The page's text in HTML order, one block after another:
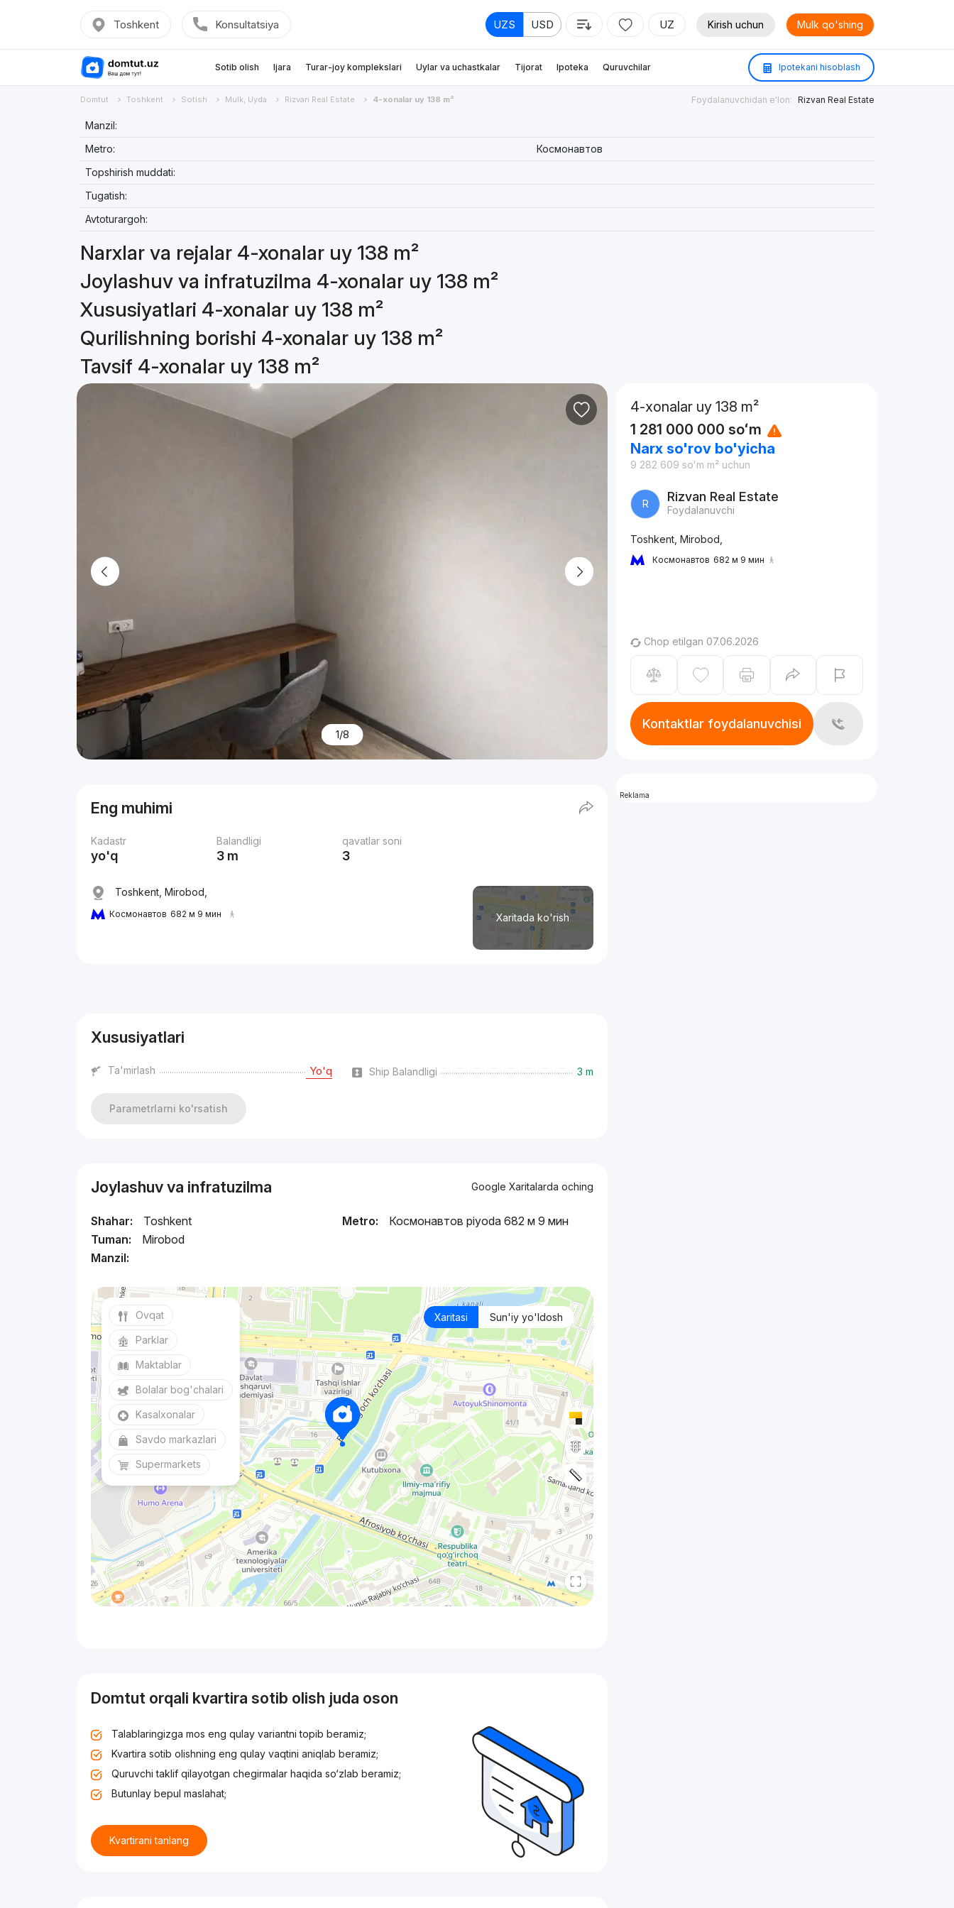
Toshkent Konsultatsiya UZS USD UZ Kirish uchun Mulk qo'shing
Sotib olish Ijara Turar-joy komplekslari Uylar va uchastkalar Tijorat Ipoteka Quruvchilar Ipotekani hisoblash
Domtut Toshkent Sotish Mulk, Uyda Rizvan Real Estate 4-xonalar uy 138 m² Foydalanuvchidan e'lon: Rizvan Real Estate
Manzil:
Metro:
Космонавтов
Topshirish muddati:
Tugatish:
Avtoturargoh:
Narxlar va rejalar 4-xonalar uy 138 m²
Joylashuv va infratuzilma 4-xonalar uy 138 m²
Xususiyatlari 4-xonalar uy 138 m²
Qurilishning borishi 4-xonalar uy 138 m²
Tavsif 4-xonalar uy 138 m²
1/8
Eng muhimi
Kadastr
yo'q
Balandligi
3 m
qavatlar soni
3
Xaritada ko'rish
Toshkent, Mirobod,
Космонавтов 682 м 9 мин
Xususiyatlari
Ta'mirlash Yo'q Ship Balandligi 3 m
Parametrlarni ko'rsatish
Joylashuv va infratuzilma Google Xaritalarda oching
Shahar:
Toshkent
Tuman:
Mirobod
Manzil:
Metro: Космонавтов piyoda 682 м 9 мин
Xaritasi Sun'iy yo'ldosh
Ovqat
Parklar
Maktablar
Bolalar bog'chalari
Kasalxonalar
Savdo markazlari
Supermarkets
Domtut orqali kvartira sotib olish juda oson
Talablaringizga mos eng qulay variantni topib beramiz;
Kvartira sotib olishning eng qulay vaqtini aniqlab beramiz;
Quruvchi taklif qilayotgan chegirmalar haqida so‘zlab beramiz;
Butunlay bepul maslahat;
Kvartirani tanlang
4-xonalar uy 138 m²
1 281 000 000 soʻm
Narx so'rov bo'yicha
9 282 609 soʻm m² uchun
R Rizvan Real Estate
Foydalanuvchi
Toshkent, Mirobod,
Космонавтов 682 м 9 мин
Chop etilgan 07.06.2026
Kontaktlar foydalanuvchisi
Reklama